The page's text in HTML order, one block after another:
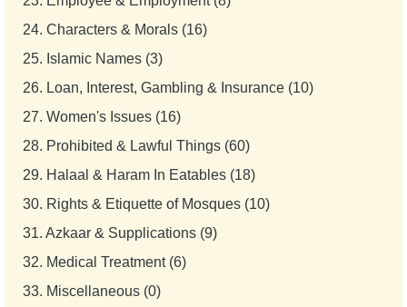
24. Characters & Morals (16)
25. Islamic Names (3)
26. Loan, Interest, Gambling & Insurance (10)
27. Women's Issues (16)
28. Prohibited & Lawful Things (60)
29. Halaal & Haram In Eatables (18)
30. Rights & Etiquette of Mosques (10)
31. Azkaar & Supplications (9)
32. Medical Treatment (6)
33. Miscellaneous (0)